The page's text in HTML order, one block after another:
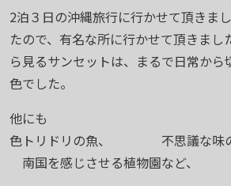
2泊３日の沖縄旅行に行かせて頂きま
たので、有名な所に行かせて頂きまし
ら見るサンセットは、まるで日常か
色でした。
他にも
色トリドリの魚、 不思議な
南国を感じさせる植物園など